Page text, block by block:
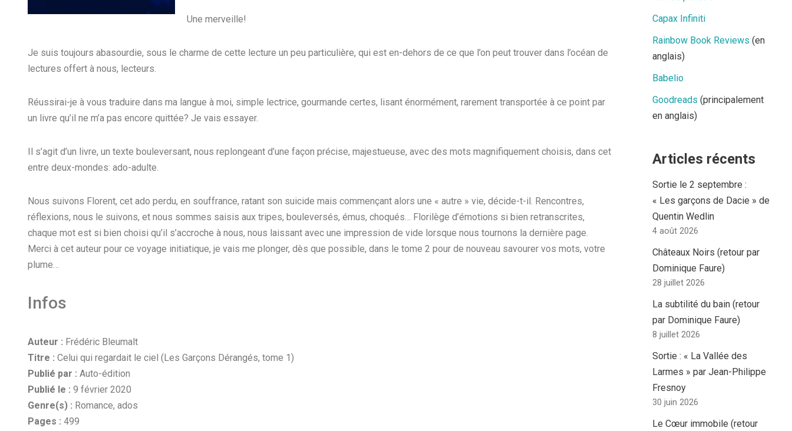
Une merveille!
Je suis toujours abasourdie, sous le charme de cette lecture un peu particulière, qui est en-dehors de ce que l’on peut trouver dans l’océan de
lectures offert à nous, lecteurs.
Réussirai-je à vous traduire dans ma langue à moi, simple lectrice, gourmande certes, lisant énormément, rarement transportée à ce point par
un livre qu’il ne m’a pas encore quittée? Je vais essayer.
Il s’agit d’un livre, un texte bouleversant, nous replongeant d’une façon précise, majestueuse, avec des mots magnifiquement choisis, dans cet
entre deux-mondes: ado-adulte.
Nous suivons Florent, cet ado perdu, en souffrance, ratant son suicide mais commençant alors une « autre » vie, décide-t-il. Rencontres,
réflexions, nous le suivons, et nous sommes saisis aux tripes, bouleversés, émus, choqués… Florilège d’émotions si bien retranscrites,
chaque mot est si bien choisi qu’il s’accroche à nous, nous laissant avec une impression de vide lorsque nous tournons la dernière page.
Merci à cet auteur pour ce voyage initiatique, je vais me plonger, dès que possible, dans le tome 2 pour de nouveau savourer vos mots, votre
plume…
Infos
Auteur : Frédéric Bleumalt
Titre : Celui qui regardait le ciel (Les Garçons Dérangés, tome 1)
Publié par : Auto-édition
Publié le : 9 février 2020
Genre(s) : Romance, ados
Pages : 499
Capax Infiniti
Rainbow Book Reviews (en
anglais)
Babelio
Goodreads (principalement
en anglais)
Articles récents
Sortie le 2 septembre :
« Les garçons de Dacie » de
Quentin Wedlin
4 août 2026
Châteaux Noirs (retour par
Dominique Faure)
28 juillet 2026
La subtilité du bain (retour
par Dominique Faure)
8 juillet 2026
Sortie : « La Vallée des
Larmes » par Jean-Philippe
Fresnoy
30 juin 2026
Le Cœur immobile (retour